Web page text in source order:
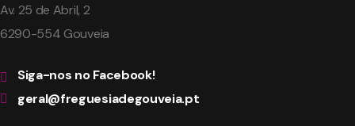
Av. 25 de Abril, 2
6290-554 Gouveia
Siga-nos no Facebook!
geral@freguesiadegouveia.pt